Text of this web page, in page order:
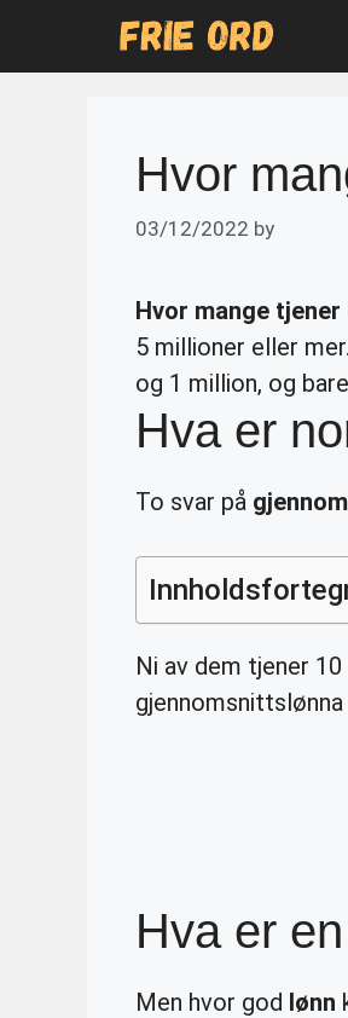
Hvor
03/12/2022 by
Hvor mange tjener
5 millioner eller
og 1 million, og
Hva er
To svar på
Ni av dem tjener
gjennomsnittslønna
Hva er
Men hvor god lønn